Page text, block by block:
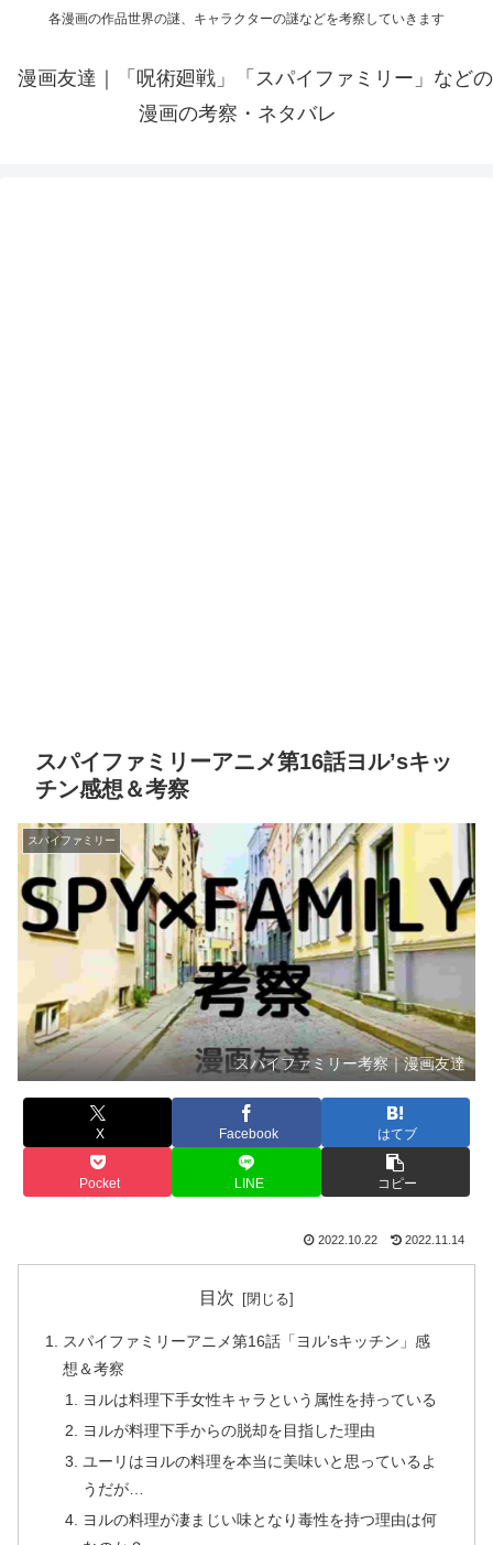
各漫画の作品世界の謎、キャラクターの謎などを考察していきます
漫画友達｜「呪術廻戦」「スパイファミリー」などの
漫画の考察・ネタバレ
スパイファミリーアニメ第16話ヨル’sキッ
チン感想＆考察
スパイファミリー
スパイファミリー考察｜漫画友達
X Facebook はてブ
Pocket LINE コピー
2022.10.22 2022.11.14
目次
スパイファミリーアニメ第16話「ヨル’sキッチン」感
想＆考察
ヨルは料理下手女性キャラという属性を持っている
ヨルが料理下手からの脱却を目指した理由
ユーリはヨルの料理を本当に美味いと思っているよ
うだが…
ヨルの料理が凄まじい味となり毒性を持つ理由は何